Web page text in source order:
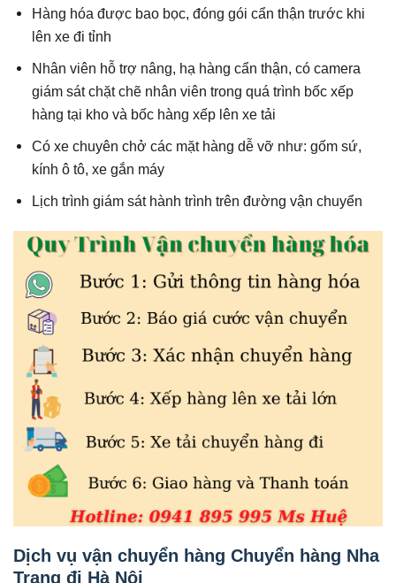
Hàng hóa được bao bọc, đóng gói cẩn thận trước khi
lên xe đi tỉnh
Nhân viên hỗ trợ nâng, hạ hàng cẩn thận, có camera
giám sát chặt chẽ nhân viên trong quá trình bốc xếp
hàng tại kho và bốc hàng xếp lên xe tải
Có xe chuyên chở các mặt hàng dễ vỡ như: gốm sứ,
kính ô tô, xe gắn máy
Lịch trình giám sát hành trình trên đường vận chuyển
Dịch vụ vận chuyển hàng Chuyển hàng Nha
Trang đi Hà Nội